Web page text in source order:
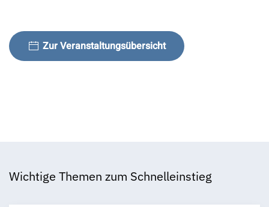
Zur Veranstaltungsübersicht
Wichtige Themen zum Schnelleinstieg